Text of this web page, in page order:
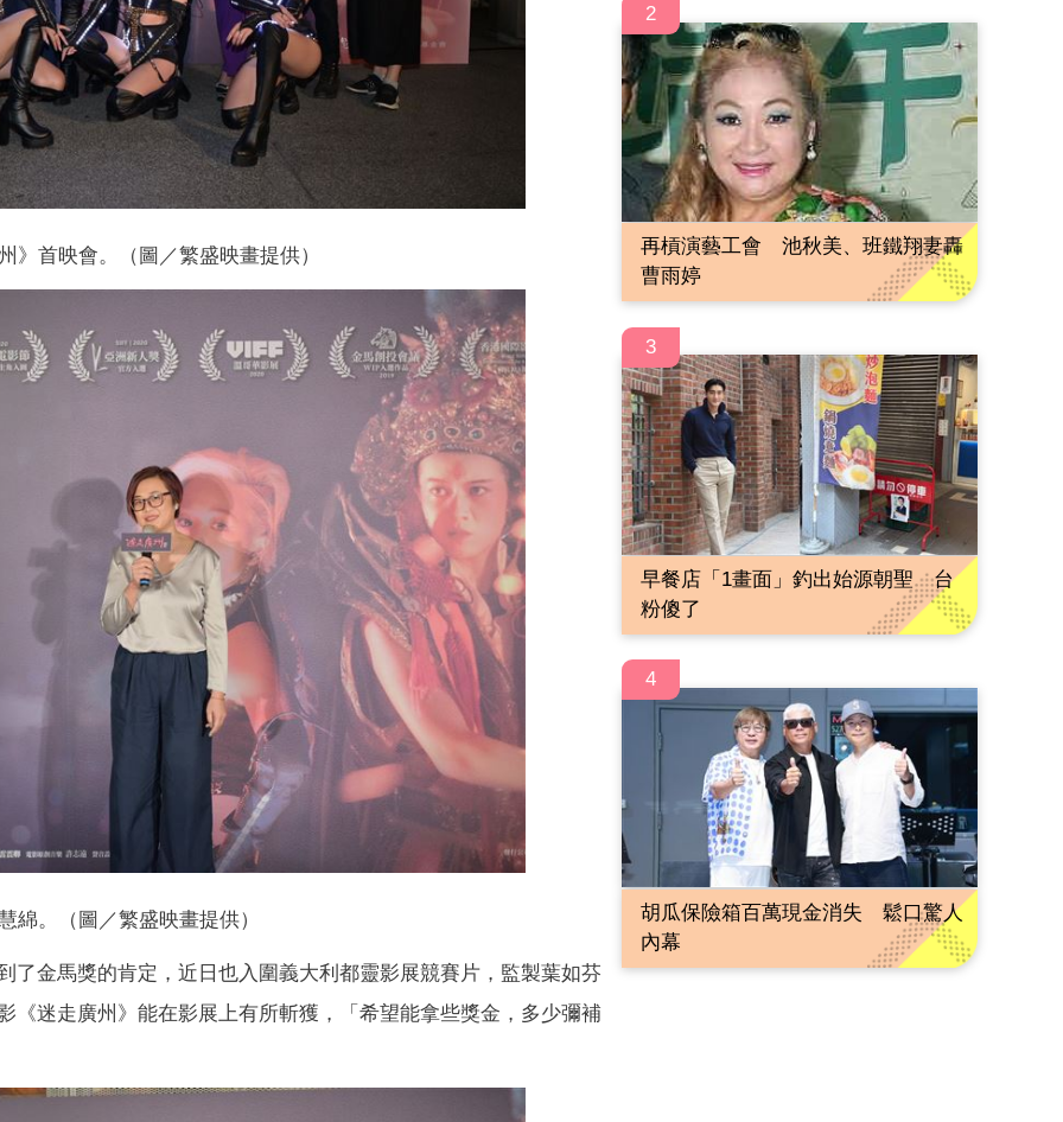
》首映會。（圖／繁盛映畫提供）
綿。（圖／繁盛映畫提供）
了金馬獎的肯定，近日也入圍義大利都靈影展競賽片，監製葉如芬
《迷走廣州》能在影展上有所斬獲，「希望能拿些獎金，多少彌補
2
再槓演藝工會 池秋美、班鐵翔妻轟
曹雨婷
3
早餐店「1畫面」釣出始源朝聖 台
粉傻了
4
胡瓜保險箱百萬現金消失 鬆口驚人
內幕